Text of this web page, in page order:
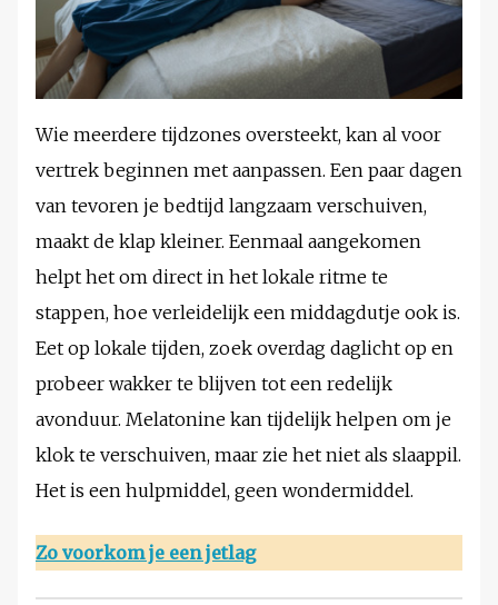
Wie meerdere tijdzones oversteekt, kan al voor
vertrek beginnen met aanpassen. Een paar dagen
van tevoren je bedtijd langzaam verschuiven,
maakt de klap kleiner. Eenmaal aangekomen
helpt het om direct in het lokale ritme te
stappen, hoe verleidelijk een middagdutje ook is.
Eet op lokale tijden, zoek overdag daglicht op en
probeer wakker te blijven tot een redelijk
avonduur. Melatonine kan tijdelijk helpen om je
klok te verschuiven, maar zie het niet als slaappil.
Het is een hulpmiddel, geen wondermiddel.
Zo voorkom je een jetlag